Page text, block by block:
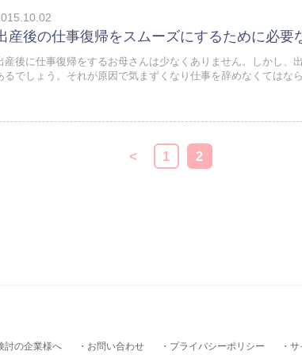
産後の仕事復帰をスムーズにするために必要
産後に仕事復帰をするお母さんは少なくありません。しかし、
るでしょう。それが原因で気まずくなり仕事を辞めなくてはな
< 1 2
討の企業様へ お問い合わせ プライバシーポリシー サ